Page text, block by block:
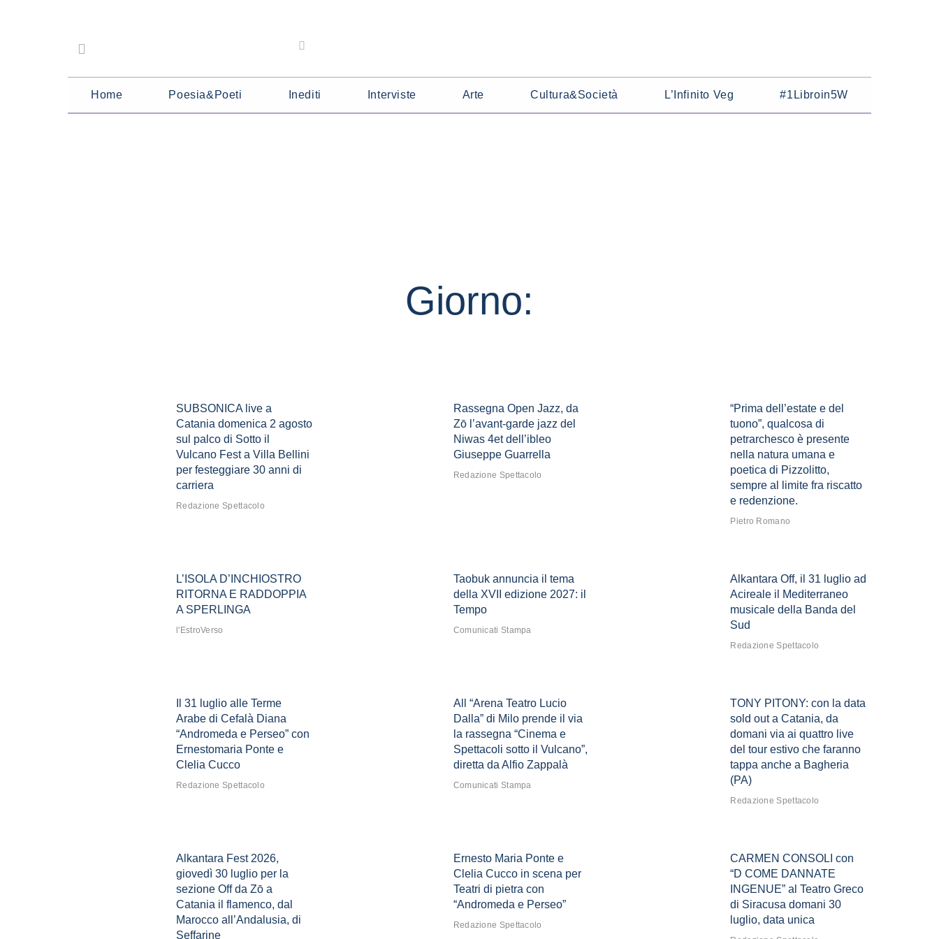
Home Poesia&Poeti Inediti Interviste Arte Cultura&Società L’Infinito Veg #1Libroin5W
Giorno:
SUBSONICA live a
Catania domenica 2 agosto
sul palco di Sotto il
Vulcano Fest a Villa Bellini
per festeggiare 30 anni di
carriera
Redazione Spettacolo
Rassegna Open Jazz, da
Zō l’avant-garde jazz del
Niwas 4et dell’ibleo
Giuseppe Guarrella
Redazione Spettacolo
“Prima dell’estate e del
tuono”, qualcosa di
petrarchesco è presente
nella natura umana e
poetica di Pizzolitto,
sempre al limite fra riscatto
e redenzione.
Pietro Romano
L’ISOLA D’INCHIOSTRO
RITORNA E RADDOPPIA
A SPERLINGA
l'EstroVerso
Taobuk annuncia il tema
della XVII edizione 2027: il
Tempo
Comunicati Stampa
Alkantara Off, il 31 luglio ad
Acireale il Mediterraneo
musicale della Banda del
Sud
Redazione Spettacolo
Il 31 luglio alle Terme
Arabe di Cefalà Diana
“Andromeda e Perseo” con
Ernestomaria Ponte e
Clelia Cucco
Redazione Spettacolo
All “Arena Teatro Lucio
Dalla” di Milo prende il via
la rassegna “Cinema e
Spettacoli sotto il Vulcano”,
diretta da Alfio Zappalà
Comunicati Stampa
TONY PITONY: con la data
sold out a Catania, da
domani via ai quattro live
del tour estivo che faranno
tappa anche a Bagheria
(PA)
Redazione Spettacolo
Alkantara Fest 2026,
giovedì 30 luglio per la
sezione Off da Zō a
Catania il flamenco, dal
Marocco all’Andalusia, di
Seffarine
Ernesto Maria Ponte e
Clelia Cucco in scena per
Teatri di pietra con
“Andromeda e Perseo”
Redazione Spettacolo
CARMEN CONSOLI con
“D COME DANNATE
INGENUE” al Teatro Greco
di Siracusa domani 30
luglio, data unica